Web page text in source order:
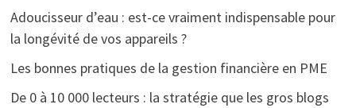
Adoucisseur d’eau : est-ce vraiment indispensable pour
la longévité de vos appareils ?
Les bonnes pratiques de la gestion financière en PME
De 0 à 10 000 lecteurs : la stratégie que les gros blogs